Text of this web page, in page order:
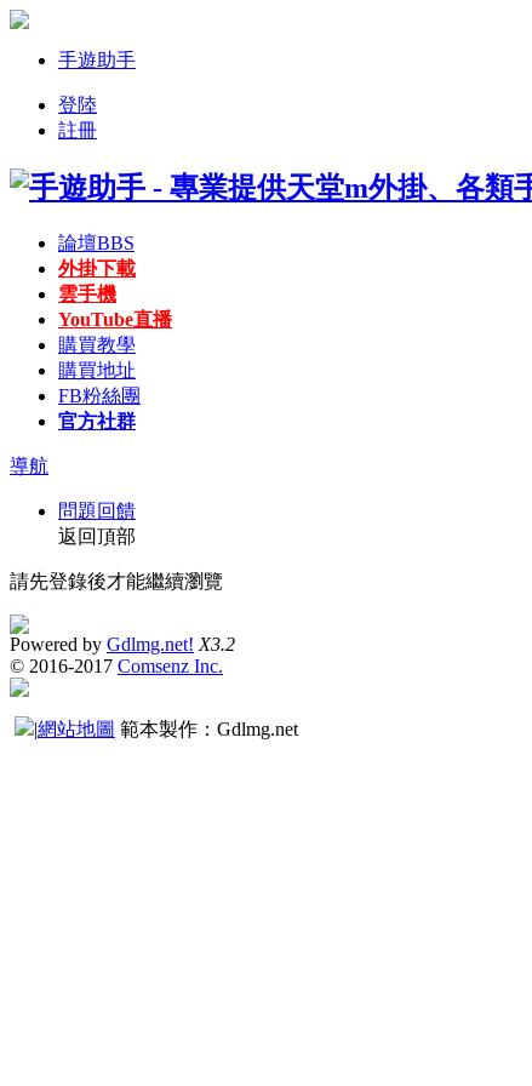
手遊助手
登陸
註冊
論壇BBS
外掛下載
雲手機
YouTube直播
購買教學
購買地址
FB粉絲團
官方社群
導航
問題回饋
返回頂部
請先登錄後才能繼續瀏覽
Powered by Gdlmg.net! X3.2
© 2016-2017 Comsenz Inc.
|網站地圖 範本製作：Gdlmg.net